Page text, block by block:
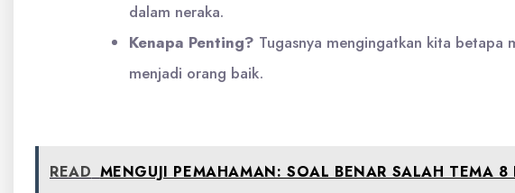
dalam neraka.
Kenapa Penting? Tugasnya mengingatkan kita betapa
menjadi orang baik.
READ MENGUJI PEMAHAMAN: SOAL BENAR SALAH TEMA